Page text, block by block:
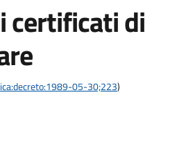
certificati di
05-30;223)